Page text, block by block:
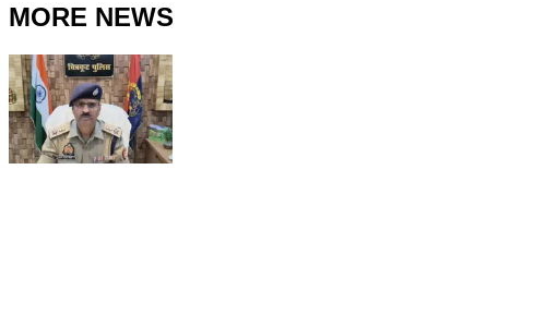
MORE NEWS